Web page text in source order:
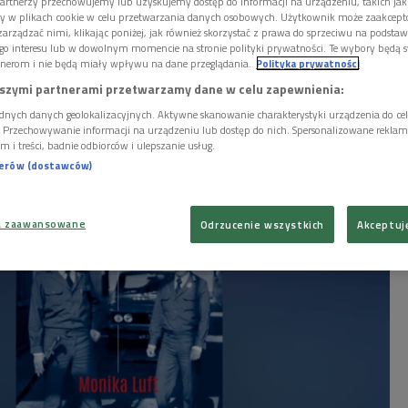
a nawet ówczesną polityką zagraniczną czy
rzecz o niepohamowanej kolekcjonerskiej pasji,
niewyjaśnionej zbrodni. Gościem audycji była
w plikach cookie w celu przetwarzania danych osobowych. Użytkownik może
nimi, klikając poniżej, jak również skorzystać z prawa do sprzeciwu na
interesu lub w dowolnym momencie na stronie polityki prywatności. Te wybory będą
i nie będą miały wpływu na dane przeglądania. Polityka prywatności
partnerami przetwarzamy dane w celu zapewnienia:
danych geolokalizacyjnych. Aktywne skanowanie charakterystyki urządzenia do
informacji na urządzeniu lub dostęp do nich. Spersonalizowane
i treści, badnie odbiorców i ulepszanie usług.
(dostawców)
Odrzucenie wszystkich